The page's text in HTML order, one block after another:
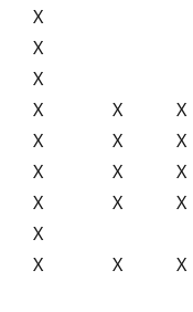
X
X
X
X X
X
X X
X
X X
X
X X
X
X
X X X